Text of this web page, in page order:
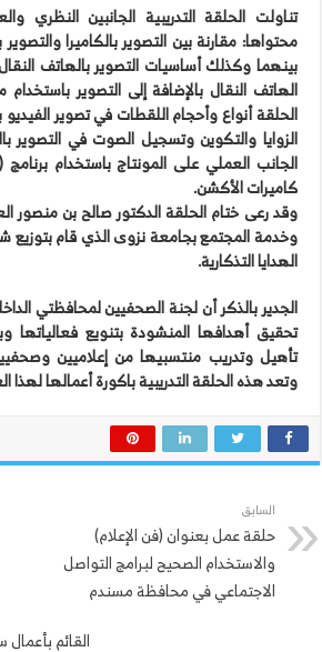
تناولت الحلقة التدريبية الجانبين
محتواها: مقارنة بين التصوير بالكاميرا
بينهما وكذلك أساسيات التصوير بالهاتف
الهاتف النقال بالإضافة إلى التصوير
الحلقة أنواع وأحجام اللقطات في تصوير الفيديو
الزوايا والتكوين وتسجيل الصوت في التصوير
كاميرات الأكشن.
وقد رعى ختام الحلقة الدكتور صالح بن منصور
وخدمة المجتمع بجامعة نزوى الذي قام بتوزيع
الهدايا التذكارية.
الجدير بالذكر أن لجنة الصحفيين لمحافظتي
تحقيق أهدافها المنشودة بتنويع فعالياتها
تأهيل وتدريب منتسبيها من إعلاميين
وتعد هذه الحلقة التدريبية باكورة أعمالها لهذا
السابق
حلقة عمل بعنوان (فن الإعلام)
والاستخدام الصحيح لبرامج التواصل
الاجتماعي في محافظة مسندم
القائم